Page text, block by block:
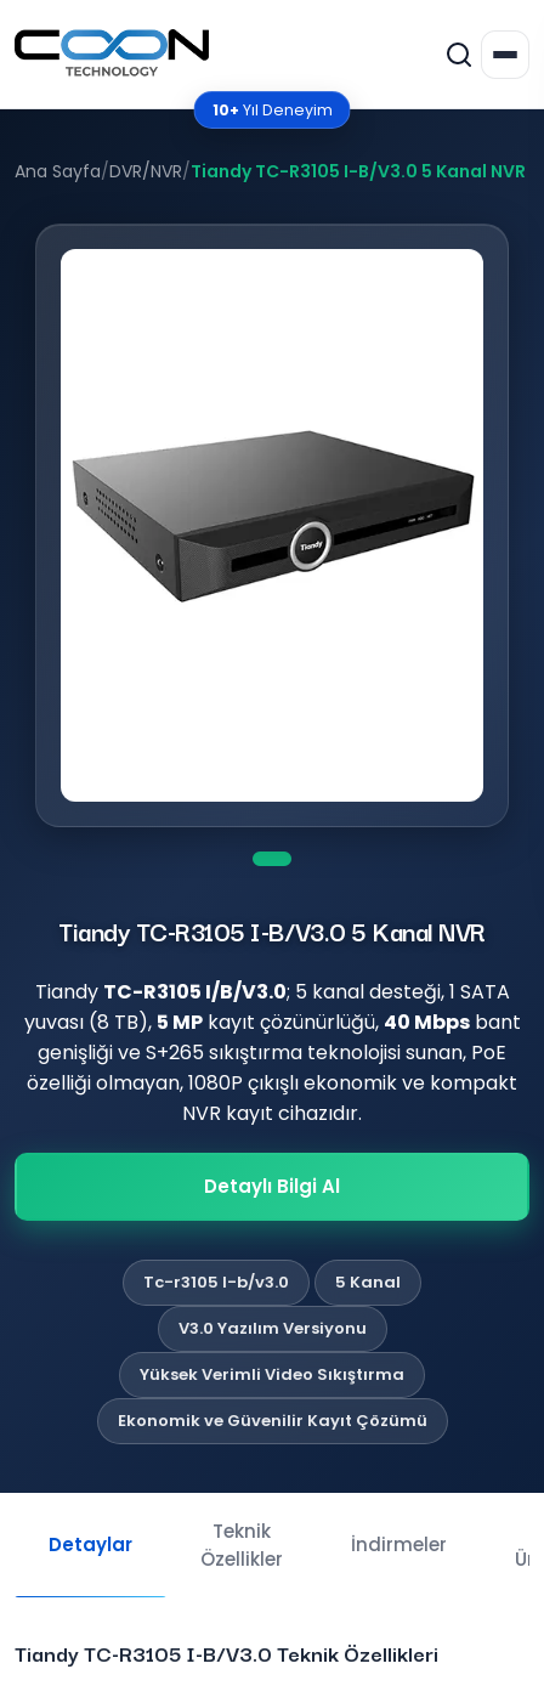
10+ Yıl Deneyim
Ana Sayfa/DVR/NVR/Tiandy TC-R3105 I-B/V3.0 5 Kanal NVR
Tiandy TC-R3105 I-B/V3.0 5 Kanal NVR
Tiandy TC-R3105 I/B/V3.0; 5 kanal desteği, 1 SATA
yuvası (8 TB), 5 MPkayıt çözünürlüğü, 40 Mbpsbant
genişliği ve S+265 sıkıştırma teknolojisi sunan, PoE
özelliği olmayan, 1080P çıkışlı ekonomik ve kompakt
NVR kayıt cihazıdır.
Detaylı Bilgi Al
Tc-r3105 I-b/v3.0
5 Kanal
V3.0 Yazılım Versiyonu
Yüksek Verimli Video Sıkıştırma
Ekonomik ve Güvenilir Kayıt Çözümü
Detaylar
Teknik
Özellikler
İndirmeler
Tiandy TC-R3105 I-B/V3.0 Teknik Özellikleri